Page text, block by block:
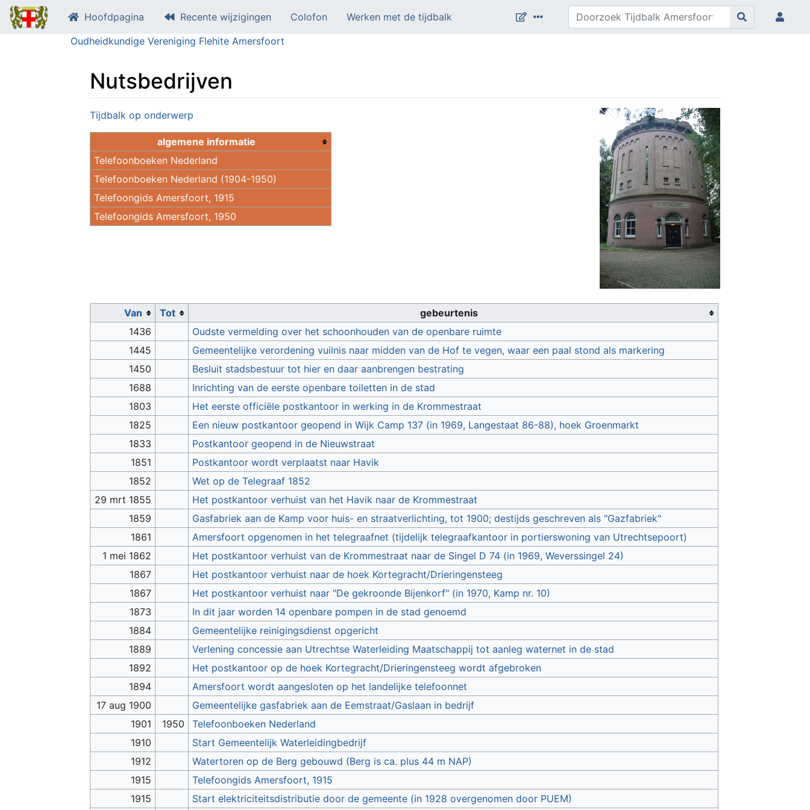
Hoofdpagina Recente wijzigingen Colofon
Werken met de tijdbalk
Oudheidkundige Vereniging Flehite Amersfoort
Nutsbedrijven
Ga naar: navigatie,zoeken
Tijdbalk op onderwerp
algemene informatie
Telefoonboeken Nederland
Telefoonboeken Nederland (1904-1950)
Telefoongids Amersfoort, 1915
Telefoongids Amersfoort, 1950
Van Tot
gebeurtenis
1436
Oudste vermelding over het schoonhouden van de openbare ruimte
1445
Gemeentelijke verordening vuilnis naar midden van de Hof te vegen, waar een paal stond als markering
1450
Besluit stadsbestuur tot hier en daar aanbrengen bestrating
1688
Inrichting van de eerste openbare toiletten in de stad
1803
Het eerste officiële postkantoor in werking in de Krommestraat
1825
Een nieuw postkantoor geopend in Wijk Camp 137 (in 1969, Langestaat 86-88), hoek Groenmarkt
1833
Postkantoor geopend in de Nieuwstraat
1851
Postkantoor wordt verplaatst naar Havik
1852
Wet op de Telegraaf 1852
29 mrt 1855
Het postkantoor verhuist van het Havik naar de Krommestraat
1859
Gasfabriek aan de Kamp voor huis- en straatverlichting, tot 1900; destijds geschreven als "Gazfabriek"
1861
Amersfoort opgenomen in het telegraafnet (tijdelijk telegraafkantoor in portierswoning van Utrechtsepoort)
1 mei 1862
Het postkantoor verhuist van de Krommestraat naar de Singel D 74 (in 1969, Weverssingel 24)
1867
Het postkantoor verhuist naar de hoek Kortegracht/Drieringensteeg
1867
Het postkantoor verhuist naar "De gekroonde Bijenkorf" (in 1970, Kamp nr. 10)
1873
In dit jaar worden 14 openbare pompen in de stad genoemd
1884
Gemeentelijke reinigingsdienst opgericht
1889
Verlening concessie aan Utrechtse Waterleiding Maatschappij tot aanleg waternet in de stad
1892
Het postkantoor op de hoek Kortegracht/Drieringensteeg wordt afgebroken
1894
Amersfoort wordt aangesloten op het landelijke telefoonnet
17 aug 1900
Gemeentelijke gasfabriek aan de Eemstraat/Gaslaan in bedrijf
1901
1950
Telefoonboeken Nederland
1910
Start Gemeentelijk Waterleidingbedrijf
1912
Watertoren op de Berg gebouwd (Berg is ca. plus 44 m NAP)
1915
Telefoongids Amersfoort, 1915
1915
Start elektriciteitsdistributie door de gemeente (in 1928 overgenomen door PUEM)